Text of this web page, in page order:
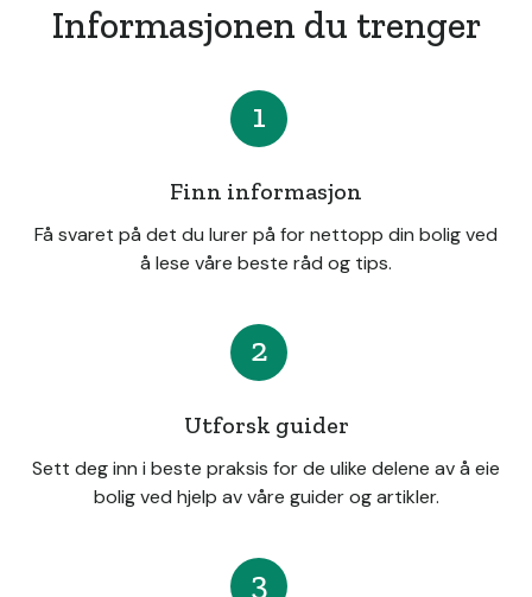
Informasjonen du trenger
1
Finn informasjon
Få svaret på det du lurer på for nettopp din bolig ved
å lese våre beste råd og tips.
2
Utforsk guider
Sett deg inn i beste praksis for de ulike delene av å eie
bolig ved hjelp av våre guider og artikler.
3